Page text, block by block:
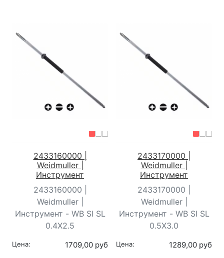
2433160000 |
Weidmuller |
Инструмент
2433160000 |
Weidmuller |
Инструмент - WB SI SL
0.4X2.5
Цена: 1709,00 руб
2433170000 |
Weidmuller |
Инструмент
2433170000 |
Weidmuller |
Инструмент - WB SI SL
0.5X3.0
Цена: 1289,00 руб